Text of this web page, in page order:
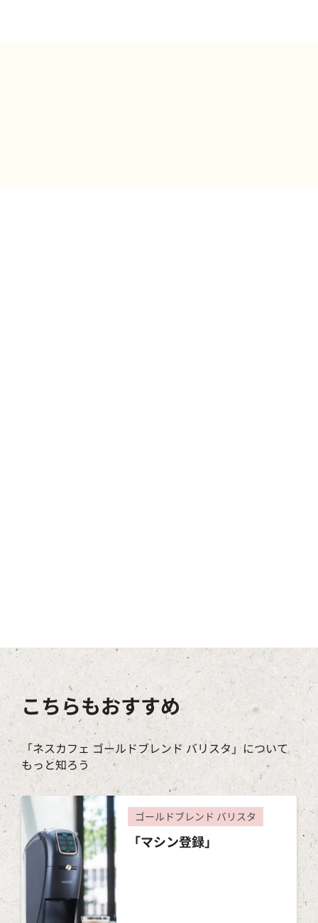
こちらもおすすめ
「ネスカフェ ゴールドブレンド バリスタ」について
もっと知ろう
ゴールドブレンド バリスタ
「マシン登録」